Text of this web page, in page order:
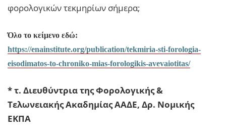
φορολογικών τεκμηρίων σήμερα;
Όλο το κείμενο εδώ:
https://enainstitute.org/publication/tekmiria-sti-forologia-
eisodimatos-to-chroniko-mias-forologikis-avevaiotitas/
* τ. Διευθύντρια της Φορολογικής &
Τελωνειακής Ακαδημίας ΑΑΔΕ, Δρ. Νομικής
ΕΚΠΑ